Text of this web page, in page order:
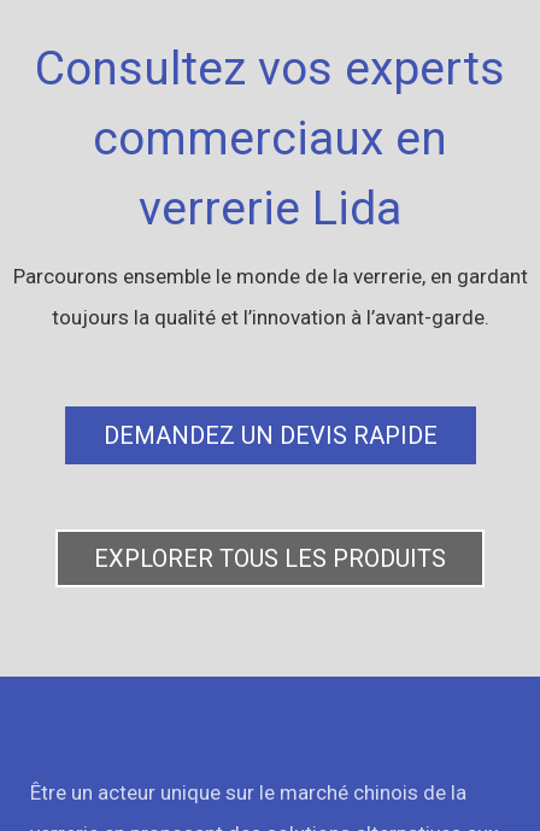
Consultez vos experts
commerciaux en
verrerie Lida
Parcourons ensemble le monde de la verrerie, en gardant
toujours la qualité et l’innovation à l’avant-garde.
DEMANDEZ UN DEVIS RAPIDE
EXPLORER TOUS LES PRODUITS
Être un acteur unique sur le marché chinois de la